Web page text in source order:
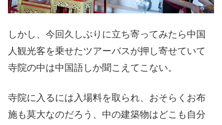
しかし、今回久しぶりに立ち寄ってみたら中国
人観光客を乗せたツアーバスが押し寄せていて
寺院の中は中国語しか聞こえてこない。
寺院に入るには入場料を取られ、おそらくお布
施も莫大なのだろう、中の建築物はどこも自分